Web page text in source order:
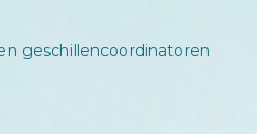
geschillencoordinatoren